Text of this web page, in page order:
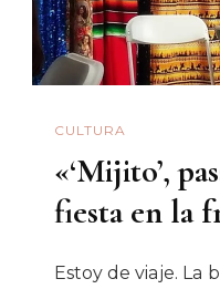
CULTURA
«‘Mijito’,
fiesta en la
Estoy de viaje. La